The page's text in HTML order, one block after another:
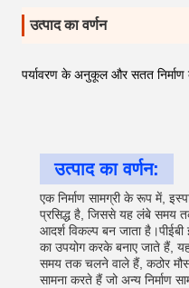
उत्पाद का वर्णन
पर्यावरण के अनुकूल और सतत निर्माण
उत्पाद का वर्णन:
एक निर्माण सामग्री के रूप में,
प्रसिद्ध है, जिससे यह लंबे समय
आदर्श विकल्प बन जाता
का उपयोग करके बनाए जाते हैं,
समय तक चलने वाले हैं, कठोर
सामना करते हैं जो अन्य निर्माण